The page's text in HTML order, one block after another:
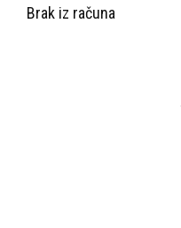
Brak iz računa